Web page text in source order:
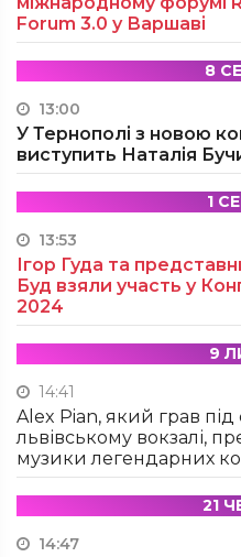
Forum 3.0 у Варшаві
8
13:00
У Тернополі з новою
виступить Наталія
1
13:53
Ігор Гуда та
Буд взяли участь у
2024
9
14:41
Alex Pian, який грав
львівському вокзалі,
музики легендарних
21
14:47